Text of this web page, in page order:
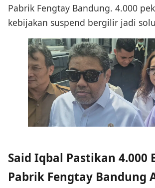
Pabrik Fengtay Bandung. 4.000
kebijakan suspend bergilir jadi
Said Iqbal Pastikan 4.000
Pabrik Fengtay Bandung